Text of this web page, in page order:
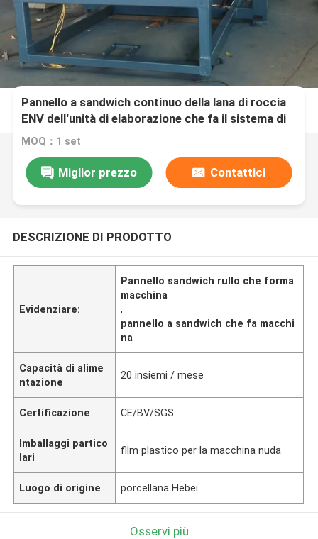
Pannello a sandwich continuo della lana di roccia
ENV dell'unità di elaborazione che fa il sistema di
controllo a macchina dello SpA
MOQ：1 set
Miglior prezzo Contattici
DESCRIZIONE DI PRODOTTO
Evidenziare:
Pannello sandwich rullo che forma
macchina
,
pannello a sandwich che fa macchi
na
Capacità di alime
ntazione
20 insiemi / mese
Certificazione CE/BV/SGS
Imballaggi partico
lari
film plastico per la macchina nuda
Luogo di origine porcellana Hebei
Osservi più